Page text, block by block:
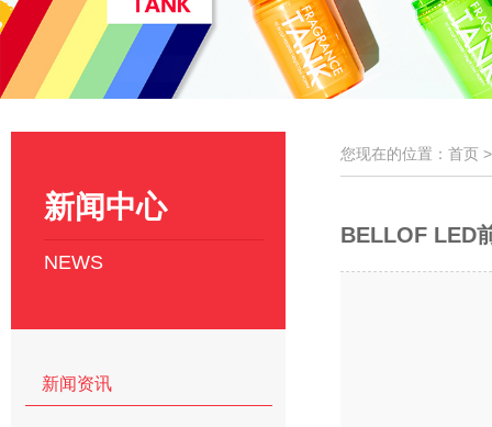
新闻中心
NEWS
新闻资讯
您现在的位置：首页
BELLOF LED